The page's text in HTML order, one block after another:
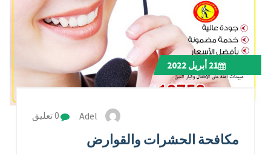
21أبريل 2022
Adel 0 تعليق
مكافحة الحشرات والقوارض